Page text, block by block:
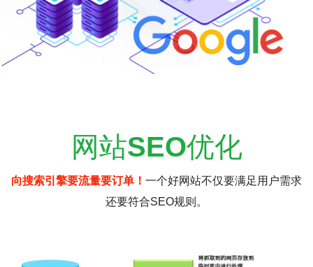
网站SEO优化
向搜索引擎要流量要订单！ 一个好网站不仅要满足用户需求
还要符合SEO规则。